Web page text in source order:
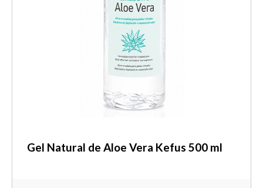
Gel Natural de Aloe Vera Kefus 500 ml